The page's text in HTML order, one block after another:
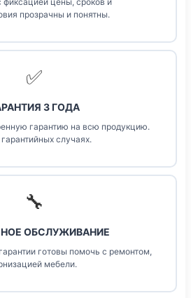
прозрачны и понятны.
✅
3 ГОДА
гарантию на всю продукцию.
случаях.
🔧
ОБСЛУЖИВАНИЕ
готовы помочь с ремонтом,
мебели.